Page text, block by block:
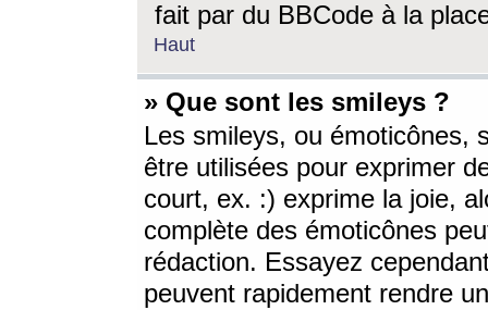
fait par du BBCode à la
Haut
» Que sont les smileys ?
Les smileys, ou émoticônes,
être utilisées pour exprimer
court, ex. :) exprime la joie,
complète des émoticônes
rédaction. Essayez
peuvent rapidement rendre